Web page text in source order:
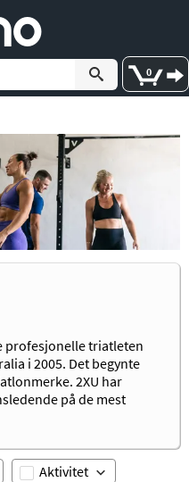
o
0
profesjonelle triatleten
i 2005. Det begynte
2XU har
på de mest
Aktivitet